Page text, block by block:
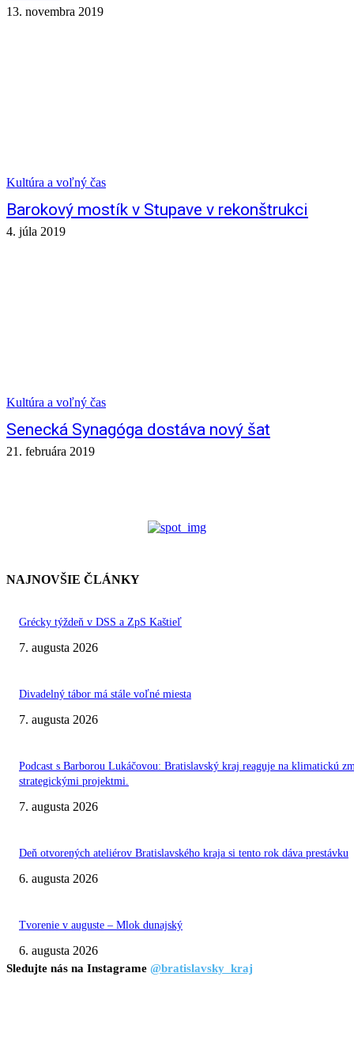
13. novembra 2019
Kultúra a voľný čas
Barokový mostík v Stupave v rekonštrukci
4. júla 2019
Kultúra a voľný čas
Senecká Synagóga dostáva nový šat
21. februára 2019
NAJNOVŠIE ČLÁNKY
Grécky týždeň v DSS a ZpS Kaštieľ
7. augusta 2026
Divadelný tábor má stále voľné miesta
7. augusta 2026
Podcast s Barborou Lukáčovou: Bratislavský kraj reaguje na klimatickú
strategickými projektmi.
7. augusta 2026
Deň otvorených ateliérov Bratislavského kraja si tento rok dáva prestávku
6. augusta 2026
Tvorenie v auguste – Mlok dunajský
6. augusta 2026
Sledujte nás na Instagrame @bratislavsky_kraj